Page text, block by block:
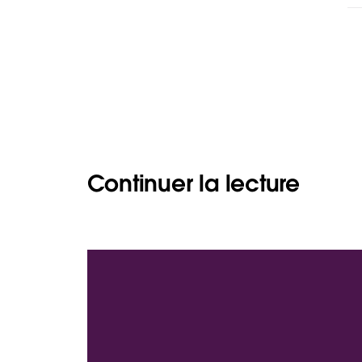
Continuer la lecture